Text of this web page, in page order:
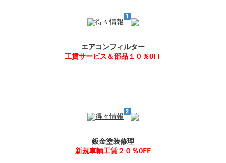
得々情報
得々情報
新規車輌工賃２０％OFF